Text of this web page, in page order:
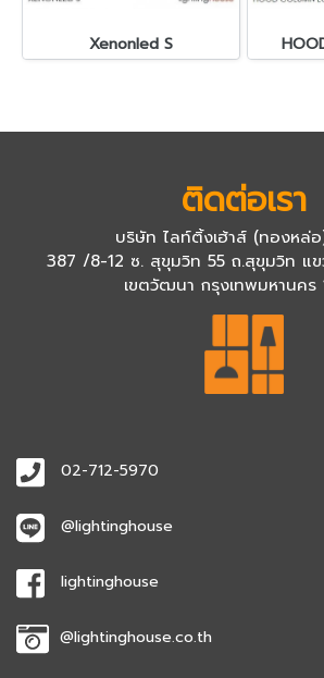
Xenonled S
ติดต่อเรา
บริษัท ไลท์ติ้งเฮ้าส์ (ทองหล่
387 /8-12 ซ. สุขุมวิท 55 ถ.สุขุมวิท แ
เขตวัฒนา กรุงเทพมหานคร
02-712-5970
@lightinghouse
lightinghouse
@lightinghouse.co.th